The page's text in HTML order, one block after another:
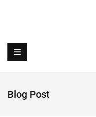
Blog Post